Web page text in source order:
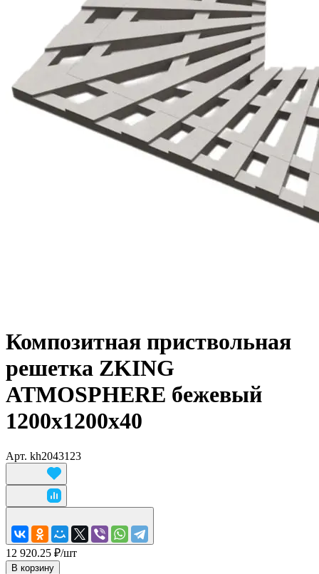
Композитная приствольная
решетка ZKING
ATMOSPHERE бежевый
1200х1200х40
Арт. kh2043123
12 920.25 ₽/шт
В корзину